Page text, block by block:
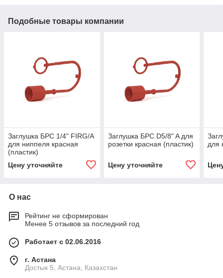
Подобные товары компании
Заглушка БРС 1/4" FIRG/A
для ниппеля красная
(пластик)
Цену уточняйте
Заглушка БРС D5/8" A для
розетки красная (пластик)
Цену уточняйте
для
О нас
Рейтинг не сформирован
Менее 5 отзывов за последний год
Работает с 02.06.2016
г. Астана
Достык 5, Астана, Казахстан